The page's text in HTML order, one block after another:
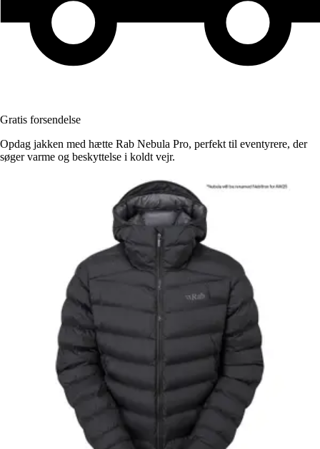
Gratis forsendelse
Opdag jakken med hætte Rab Nebula Pro, perfekt til eventyrere, der
søger varme og beskyttelse i koldt vejr.